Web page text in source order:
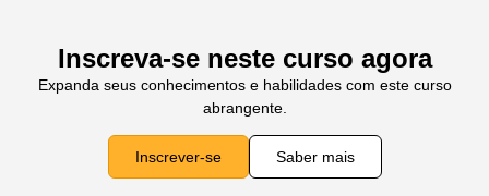
Inscreva-se neste curso agora
Expanda seus conhecimentos e habilidades com este curso
abrangente.
Inscrever-se Saber mais